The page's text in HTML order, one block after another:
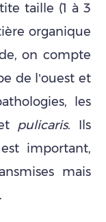
taille (1 à 3
organique
on compte
de l’ouest et
les
pulicaris. Ils
important,
mais